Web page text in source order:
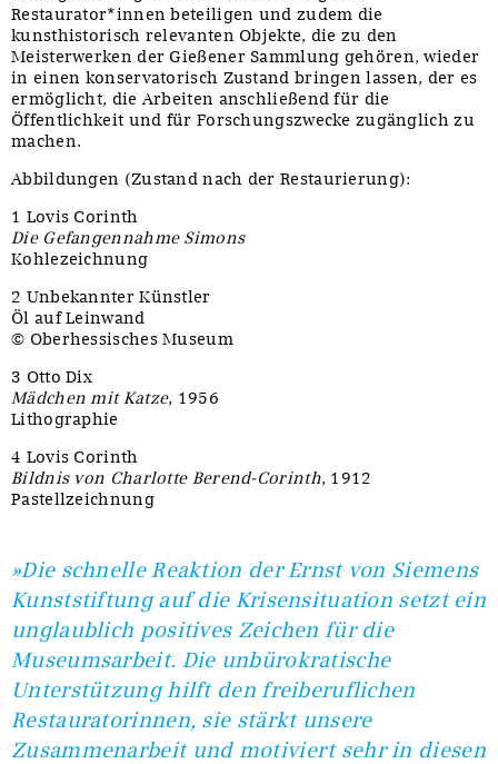
Restaurator*innen beteiligen und zudem die
kunsthistorisch relevanten Objekte, die zu den
Meisterwerken der Gießener Sammlung gehören, wieder
in einen konservatorisch Zustand bringen lassen, der es
ermöglicht, die Arbeiten anschließend für die
Öffentlichkeit und für Forschungszwecke zugänglich zu
machen.
Abbildungen (Zustand nach der Restaurierung):
1 Lovis Corinth
Die Gefangennahme Simons
Kohlezeichnung
2 Unbekannter Künstler
Öl auf Leinwand
© Oberhessisches Museum
3 Otto Dix
Mädchen mit Katze, 1956
Lithographie
4 Lovis Corinth
Bildnis von Charlotte Berend-Corinth, 1912
Pastellzeichnung
»Die schnelle Reaktion der Ernst von Siemens
Kunststiftung auf die Krisensituation setzt ein
unglaublich positives Zeichen für die
Museumsarbeit. Die unbürokratische
Unterstützung hilft den freiberuflichen
Restauratorinnen, sie stärkt unsere
Zusammenarbeit und motiviert sehr in diesen